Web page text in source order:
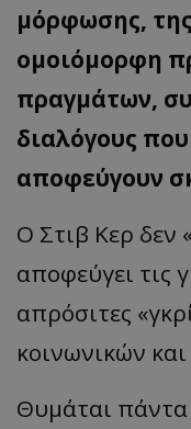
μόρφωσης,
ομοιόμορφη
πραγμάτων,
διαλόγους
αποφεύγουν
Ο Στιβ Κερ δεν
αποφεύγει τις
απρόσιτες
κοινωνικών
Θυμάται πάντα